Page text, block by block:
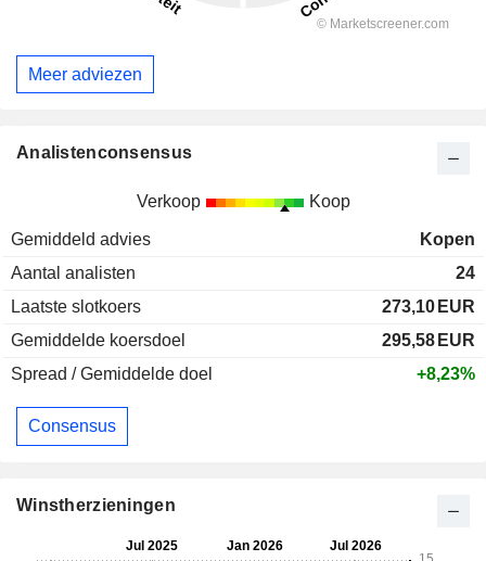
Meer adviezen
Analistenconsensus
Verkoop Koop
Gemiddeld advies
Kopen
Aantal analisten
24
Laatste slotkoers
273,10 EUR
Gemiddelde koersdoel
295,58 EUR
Spread / Gemiddelde doel
+8,23%
Consensus
Winstherzieningen